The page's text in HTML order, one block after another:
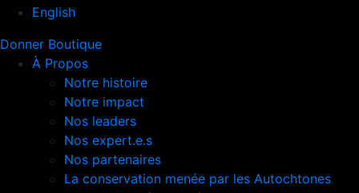
English
Donner Boutique
À Propos
Notre histoire
Notre impact
Nos leaders
Nos expert.e.s
Nos partenaires
La conservation menée par les Autochtones